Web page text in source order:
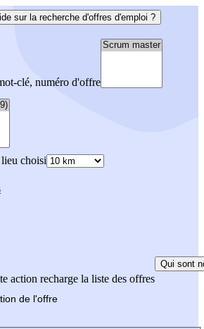
sur la recherche d'offres d'emploi ?
clé, numéro d'offre
choisi
action recharge la liste des offres
Qui sont
de l'offre